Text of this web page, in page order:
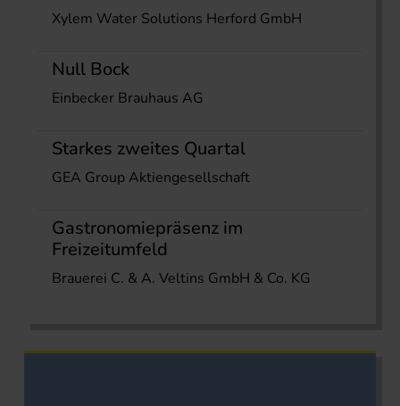
Xylem Water Solutions Herford GmbH
Null Bock
Einbecker Brauhaus AG
Starkes zweites Quartal
GEA Group Aktiengesellschaft
Gastronomiepräsenz im
Freizeitumfeld
Brauerei C. & A. Veltins GmbH & Co. KG